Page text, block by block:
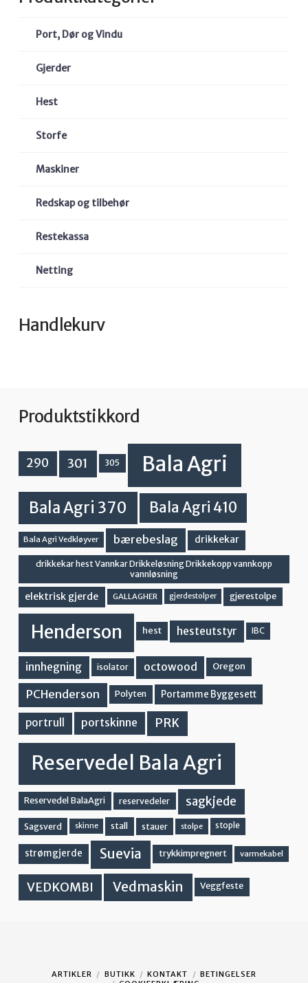
Port, Dør og Vindu
Gjerder
Hest
Storfe
Maskiner
Redskap og tilbehør
Restekassa
Netting
Handlekurv
Produktstikkord
290 301 305 Bala Agri
Bala Agri 370 Bala Agri 410
Bala Agri Vedkløyver bærebeslag drikkekar
drikkekar hest Vannkar Drikkeløsning Drikkekopp vannkopp
vannløsning
elektrisk gjerde GALLAGHER gjerdestolper gjerestolpe
Henderson hest hesteutstyr IBC
innhegning isolator octowood Oregon
PCHenderson Polyten Portamme Byggesett
portrull portskinne PRK
Reservedel Bala Agri
Reservedel BalaAgri reservedeler sagkjede
Sagsverd skinne stall stauer stolpe stople
strømgjerde Suevia trykkimpregnert varmekabel
VEDKOMBI Vedmaskin Veggfeste
ARTIKLER BUTIKK KONTAKT
BETINGELSER